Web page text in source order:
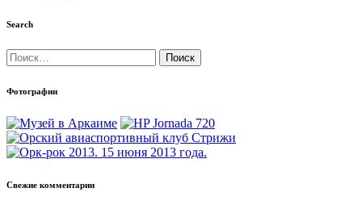
Search
Найти:
Фотографии
Свежие комментарии